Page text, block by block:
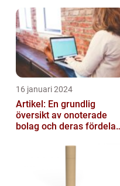
16 januari 2024
Artikel: En grundlig
översikt av onoterade
bolag och deras fördelar